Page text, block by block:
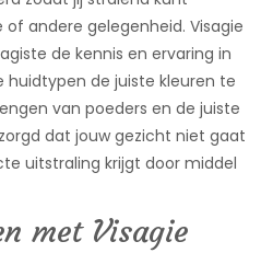
andere gelegenheid. Visagie
de kennis en ervaring in
huidtypen de juiste kleuren te
van poeders en de juiste
dat jouw gezicht niet gaat
uitstraling krijgt door middel
met Visagie